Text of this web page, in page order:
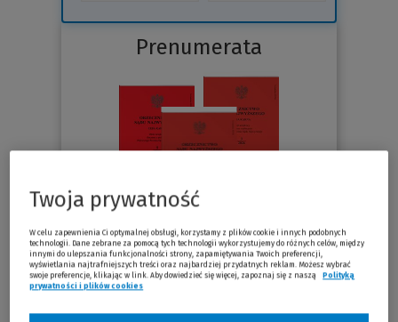
Prenumerata
Sprawdź
Twoja prywatność
W celu zapewnienia Ci optymalnej obsługi, korzystamy z plików cookie i innych podobnych
technologii. Dane zebrane za pomocą tych technologii wykorzystujemy do różnych celów, między
innymi do ulepszania funkcjonalności strony, zapamiętywania Twoich preferencji,
wyświetlania najtrafniejszych treści oraz najbardziej przydatnych reklam. Możesz wybrać
swoje preferencje, klikając w link. Aby dowiedzieć się więcej, zapoznaj się z naszą
Polityką
prywatności i plików cookies